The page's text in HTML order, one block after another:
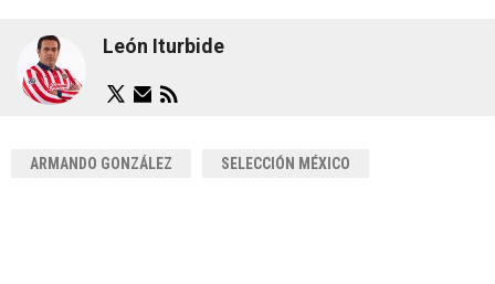
León Iturbide
ARMANDO GONZÁLEZ SELECCIÓN MÉXICO